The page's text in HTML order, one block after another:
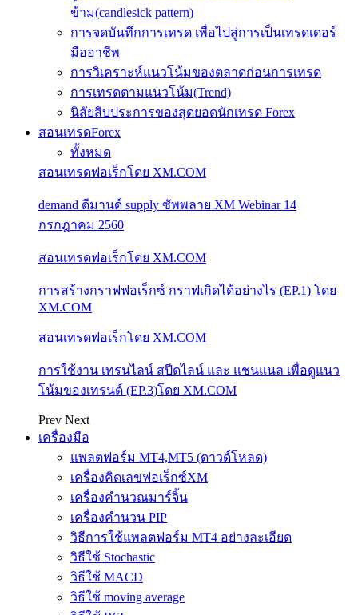
ข้าม(candlesick pattern)
การจดบันทึกการเทรด เพื่อไปสู่การเป็นเทรดเดอร์
มืออาชีพ
การวิเคราะห์แนวโน้มของตลาดก่อนการเทรด
การเทรดตามแนวโน้ม(Trend)
นิสัยสิบประการของสุดยอดนักเทรด Forex
สอนเทรดForex
ทั้งหมด
สอนเทรดฟอเร็กโดย XM.COM
demand ดีมานด์ supply ซัพพลาย XM Webinar 14
กรกฎาคม 2560
สอนเทรดฟอเร็กโดย XM.COM
การสร้างกราฟฟอเร็กซ์ กราฟเกิดได้อย่างไร (EP.1) โดย
XM.COM
สอนเทรดฟอเร็กโดย XM.COM
การใช้งาน เทรนไลน์ สปีดไลน์ และ แชนแนล เพื่อดูแนว
โน้มของเทรนด์ (EP.3)โดย XM.COM
Prev Next
เครื่องมือ
แพลตฟอร์ม MT4,MT5 (ดาวด์โหลด)
เครื่องคิดเลขฟอเร็กซ์XM
เครื่องคำนวณมาร์จิ้น
เครื่องคำนวน PIP
วิธีการใช้แพลตฟอร์ม MT4 อย่างละเอียด
วิธีใช้ Stochastic
วิธีใช้ MACD
วิธีใช้ moving average